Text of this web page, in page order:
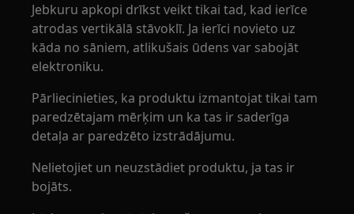
Jebkuru apkopi drīkst veikt tikai tad, kad ierīce
atrodas vertikālā stāvoklī. Ja ierīci novieto uz
kāda no sāniem, atlikušais ūdens var sabojāt
elektroniku.
Pārliecinieties, ka produktu izmantojat tikai tam
paredzētajam mērķim un ka tas ir saderīga
detaļa ar paredzēto izstrādājumu.
Nelietojiet un neuzstādiet produktu, ja tas ir
bojāts.